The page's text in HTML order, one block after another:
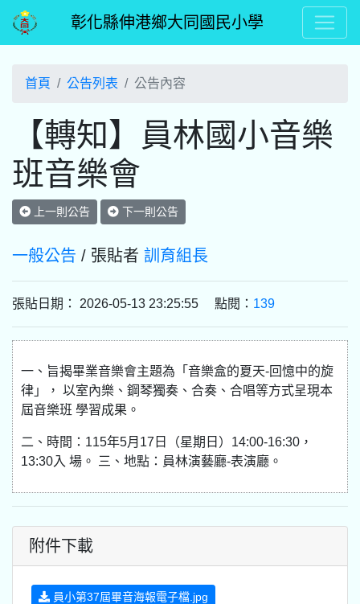
彰化縣伸港鄉大同國民小學
首頁 公告列表 公告內容
【轉知】員林國小音樂
班音樂會
上一則公告 下一則公告
一般公告 / 張貼者 訓育組長
張貼日期： 2026-05-13 23:25:55 點閱： 139
一、旨揭畢業音樂會主題為「音樂盒的夏天-回憶中的旋
律」， 以室內樂、鋼琴獨奏、合奏、合唱等方式呈現本
屆音樂班 學習成果。
二、時間：115年5月17日（星期日）14:00-16:30，
13:30入 場。 三、地點：員林演藝廳-表演廳。
附件下載
員小第37屆畢音海報電子檔.jpg